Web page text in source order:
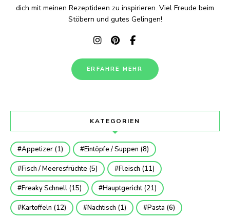
dich mit meinen Rezeptideen zu inspirieren. Viel Freude beim
Stöbern und gutes Gelingen!
ERFAHRE MEHR
KATEGORIEN
Appetizer (1) Eintöpfe / Suppen (8)
Fisch / Meeresfrüchte (5) Fleisch (11)
Freaky Schnell (15) Hauptgericht(21)
Kartoffeln (12) Nachtisch (1) Pasta (6)